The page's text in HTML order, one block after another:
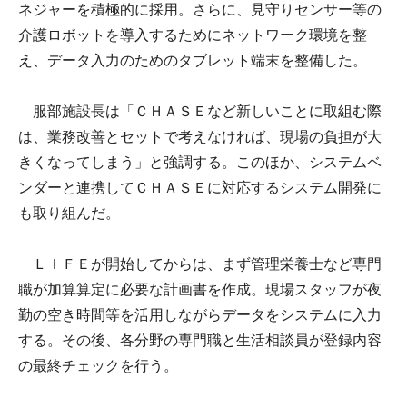
ネジャーを積極的に採用。さらに、見守りセンサー等の
介護ロボットを導入するためにネットワーク環境を整
え、データ入力のためのタブレット端末を整備した。
服部施設長は「ＣＨＡＳＥなど新しいことに取組む際
は、業務改善とセットで考えなければ、現場の負担が大
きくなってしまう」と強調する。このほか、システムベ
ンダーと連携してＣＨＡＳＥに対応するシステム開発に
も取り組んだ。
ＬＩＦＥが開始してからは、まず管理栄養士など専門
職が加算算定に必要な計画書を作成。現場スタッフが夜
勤の空き時間等を活用しながらデータをシステムに入力
する。その後、各分野の専門職と生活相談員が登録内容
の最終チェックを行う。